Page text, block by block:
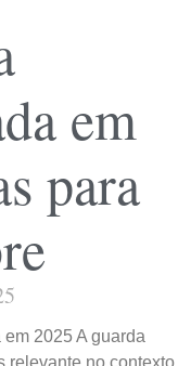
em
para
2025 A guarda
relevante no contexto